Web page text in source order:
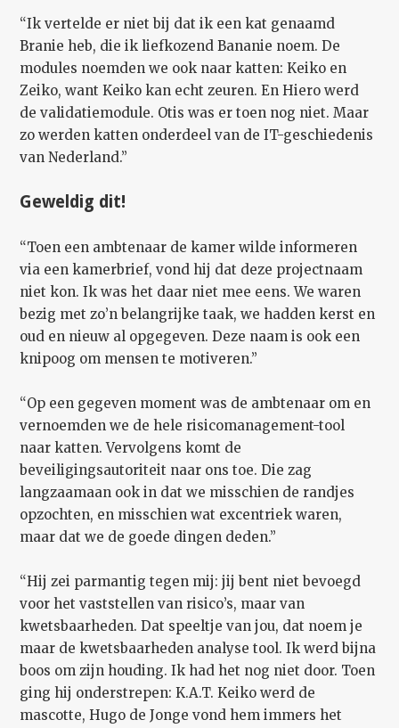
“Ik vertelde er niet bij dat ik een kat genaamd
Branie heb, die ik liefkozend Bananie noem. De
modules noemden we ook naar katten: Keiko en
Zeiko, want Keiko kan echt zeuren. En Hiero werd
de validatiemodule. Otis was er toen nog niet. Maar
zo werden katten onderdeel van de IT-geschiedenis
van Nederland.”
Geweldig dit!
“Toen een ambtenaar de kamer wilde informeren
via een kamerbrief, vond hij dat deze projectnaam
niet kon. Ik was het daar niet mee eens. We waren
bezig met zo’n belangrijke taak, we hadden kerst en
oud en nieuw al opgegeven. Deze naam is ook een
knipoog om mensen te motiveren.”
“Op een gegeven moment was de ambtenaar om en
vernoemden we de hele risicomanagement-tool
naar katten. Vervolgens komt de
beveiligingsautoriteit naar ons toe. Die zag
langzaamaan ook in dat we misschien de randjes
opzochten, en misschien wat excentriek waren,
maar dat we de goede dingen deden.”
“Hij zei parmantig tegen mij: jij bent niet bevoegd
voor het vaststellen van risico’s, maar van
kwetsbaarheden. Dat speeltje van jou, dat noem je
maar de kwetsbaarheden analyse tool. Ik werd bijna
boos om zijn houding. Ik had het nog niet door. Toen
ging hij onderstrepen: K.A.T. Keiko werd de
mascotte, Hugo de Jonge vond hem immers het